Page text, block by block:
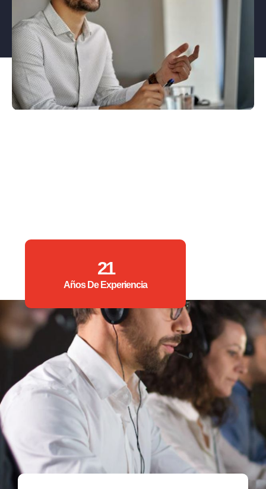
21
Años De Experiencia